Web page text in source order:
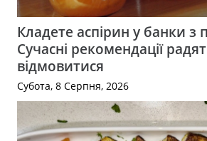
Кладете аспірин у банки з
Сучасні рекомендації
відмовитися
Субота, 8 Серпня, 2026